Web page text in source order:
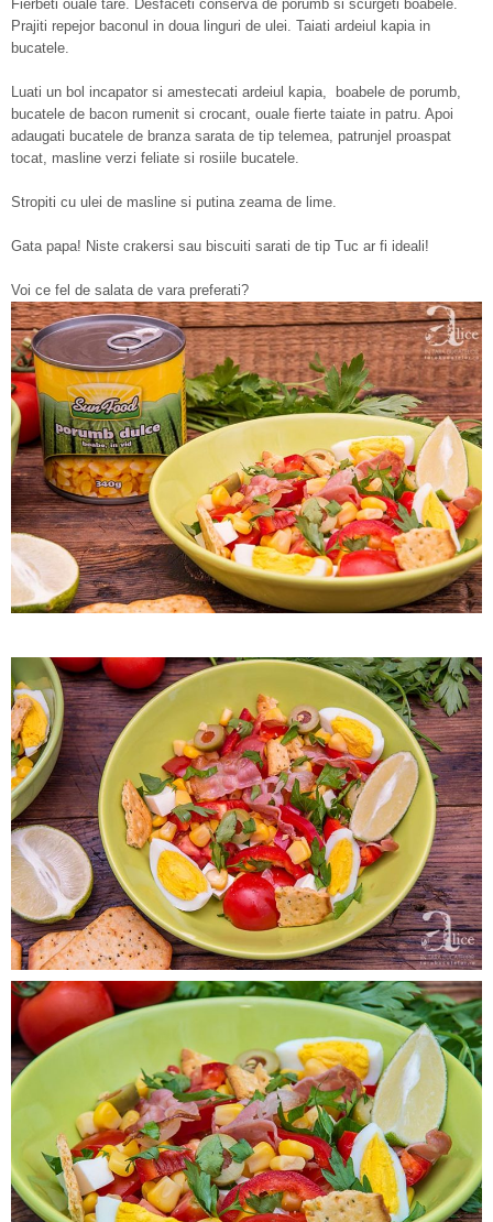
Fierbeti ouale tare. Desfaceti conserva de porumb si scurgeti boabele.
Prajiti repejor baconul in doua linguri de ulei. Taiati ardeiul kapia in
bucatele.
Luati un bol incapator si amestecati ardeiul kapia, boabele de porumb,
bucatele de bacon rumenit si crocant, ouale fierte taiate in patru. Apoi
adaugati bucatele de branza sarata de tip telemea, patrunjel proaspat
tocat, masline verzi feliate si rosiile bucatele.
Stropiti cu ulei de masline si putina zeama de lime.
Gata papa! Niste crakersi sau biscuiti sarati de tip Tuc ar fi ideali!
Voi ce fel de salata de vara preferati?